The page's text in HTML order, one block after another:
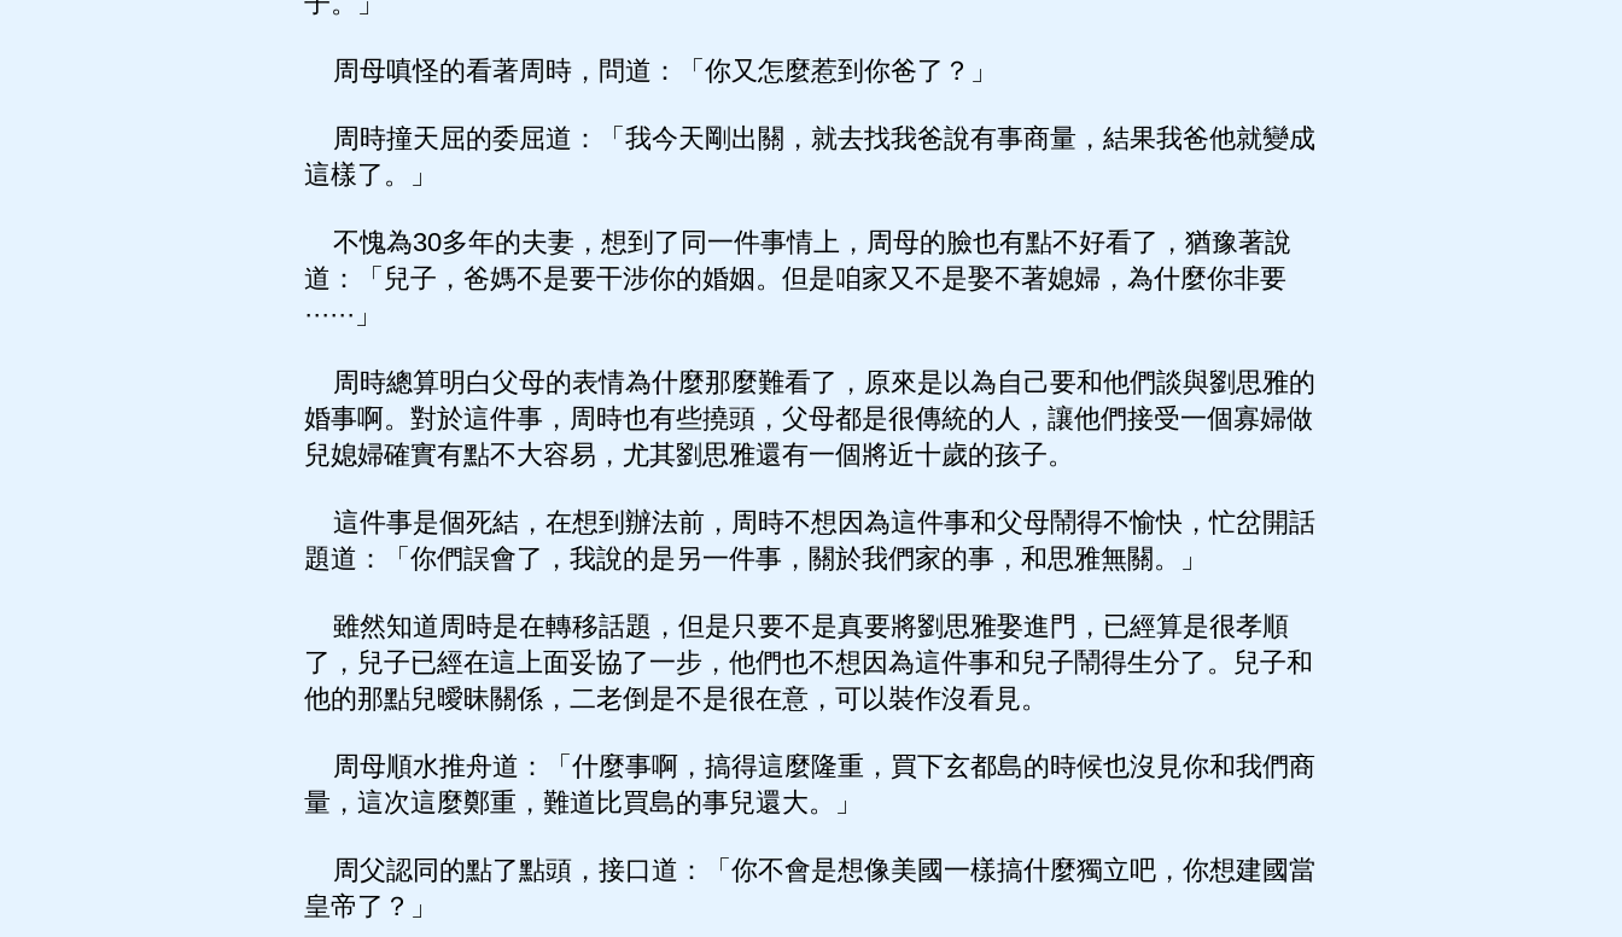
周母嗔怪的看著周時，問道：「你又怎麼惹到你爸了？」
周時撞天屈的委屈道：「我今天剛出關，就去找我爸說有事商量，結果我爸他就變成
這樣了。」
不愧為30多年的夫妻，想到了同一件事情上，周母的臉也有點不好看了，猶豫著說
道：「兒子，爸媽不是要干涉你的婚姻。但是咱家又不是娶不著媳婦，為什麼你非要
······」
周時總算明白父母的表情為什麼那麼難看了，原來是以為自己要和他們談與劉思雅的
婚事啊。對於這件事，周時也有些撓頭，父母都是很傳統的人，讓他們接受一個寡婦做
兒媳婦確實有點不大容易，尤其劉思雅還有一個將近十歲的孩子。
這件事是個死結，在想到辦法前，周時不想因為這件事和父母鬧得不愉快，忙岔開話
題道：「你們誤會了，我說的是另一件事，關於我們家的事，和思雅無關。」
雖然知道周時是在轉移話題，但是只要不是真要將劉思雅娶進門，已經算是很孝順
了，兒子已經在這上面妥協了一步，他們也不想因為這件事和兒子鬧得生分了。兒子和
他的那點兒曖昧關係，二老倒是不是很在意，可以裝作沒看見。
周母順水推舟道：「什麼事啊，搞得這麼隆重，買下玄都島的時候也沒見你和我們商
量，這次這麼鄭重，難道比買島的事兒還大。」
周父認同的點了點頭，接口道：「你不會是想像美國一樣搞什麼獨立吧，你想建國當
皇帝了？」